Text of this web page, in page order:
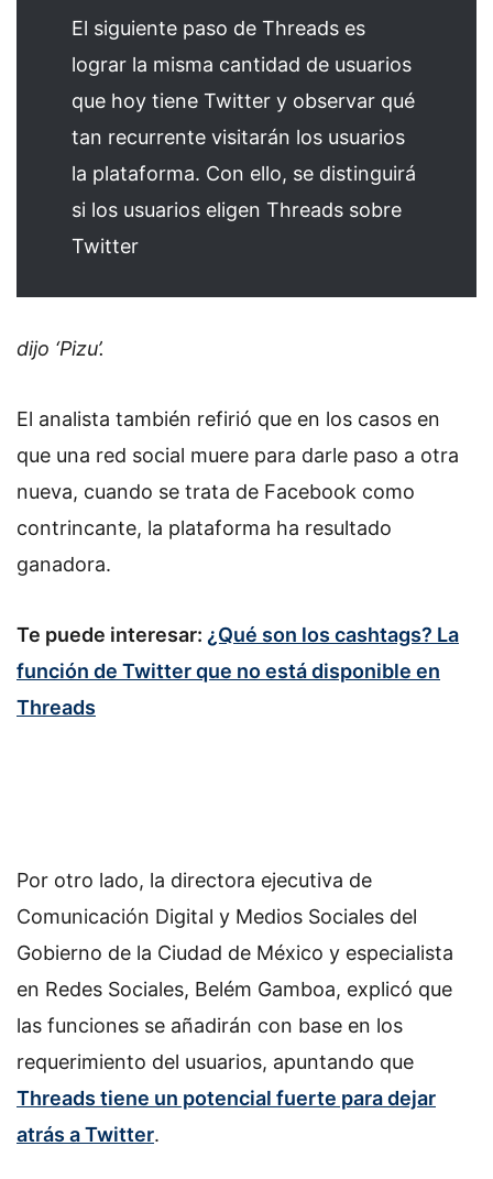
El siguiente paso de Threads es
lograr la misma cantidad de usuarios
que hoy tiene Twitter y observar qué
tan recurrente visitarán los usuarios
la plataforma. Con ello, se distinguirá
si los usuarios eligen Threads sobre
Twitter
dijo ‘Pizu’.
El analista también refirió que en los casos en
que una red social muere para darle paso a otra
nueva, cuando se trata de Facebook como
contrincante, la plataforma ha resultado
ganadora.
Te puede interesar: ¿Qué son los cashtags? La
función de Twitter que no está disponible en
Threads
Por otro lado, la directora ejecutiva de
Comunicación Digital y Medios Sociales del
Gobierno de la Ciudad de México y especialista
en Redes Sociales, Belém Gamboa, explicó que
las funciones se añadirán con base en los
requerimiento del usuarios, apuntando que
Threads tiene un potencial fuerte para dejar
atrás a Twitter.